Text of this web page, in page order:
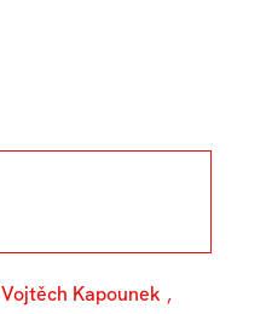
Vojtěch Kapounek ,